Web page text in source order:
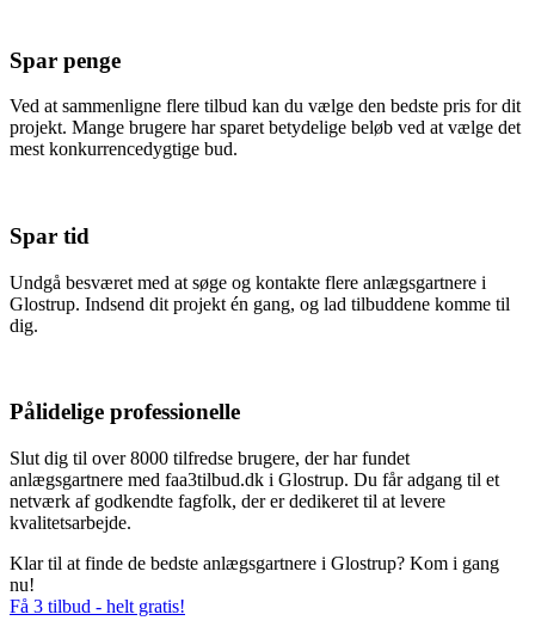
Spar penge
Ved at sammenligne flere tilbud kan du vælge den bedste pris for dit
projekt. Mange brugere har sparet betydelige beløb ved at vælge det
mest konkurrencedygtige bud.
Spar tid
Undgå besværet med at søge og kontakte flere anlægsgartnere i
Glostrup. Indsend dit projekt én gang, og lad tilbuddene komme til
dig.
Pålidelige professionelle
Slut dig til over 8000 tilfredse brugere, der har fundet
anlægsgartnere med faa3tilbud.dk i Glostrup. Du får adgang til et
netværk af godkendte fagfolk, der er dedikeret til at levere
kvalitetsarbejde.
Klar til at finde de bedste anlægsgartnere i Glostrup? Kom i gang
nu!
Få 3 tilbud - helt gratis!